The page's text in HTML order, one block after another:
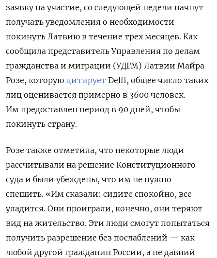
заявку на участие, со следующей недели начнут
получать уведомления о необходимости
покинуть Латвию в течение трех месяцев. Как
сообщила представитель Управления по делам
гражданства и миграции (УДГМ) Латвии Майра
Розе, которую цитирует Delfi, общее число таких
лиц оценивается примерно в 3600 человек.
Им предоставлен период в 90 дней, чтобы
покинуть страну.
Розе также отметила, что некоторые люди
рассчитывали на решение Конституционного
суда и были убеждены, что им не нужно
спешить. «Им сказали: сидите спокойно, все
уладится. Они проиграли, конечно, они теряют
вид на жительство. Эти люди смогут попытаться
получить разрешение без послаблений — как
любой другой гражданин России, а не давний